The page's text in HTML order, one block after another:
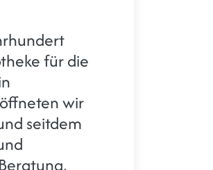
Apotheke in
für die
wir
seitdem